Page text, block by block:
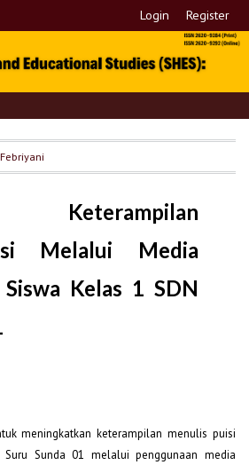
Login Register
Febriyani
Keterampilan
Melalui Media
Kelas 1 SDN
meningkatkan keterampilan menulis puisi
Sunda 01 melalui penggunaan media